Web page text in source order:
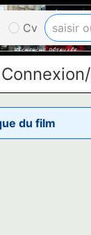
Cv
du film